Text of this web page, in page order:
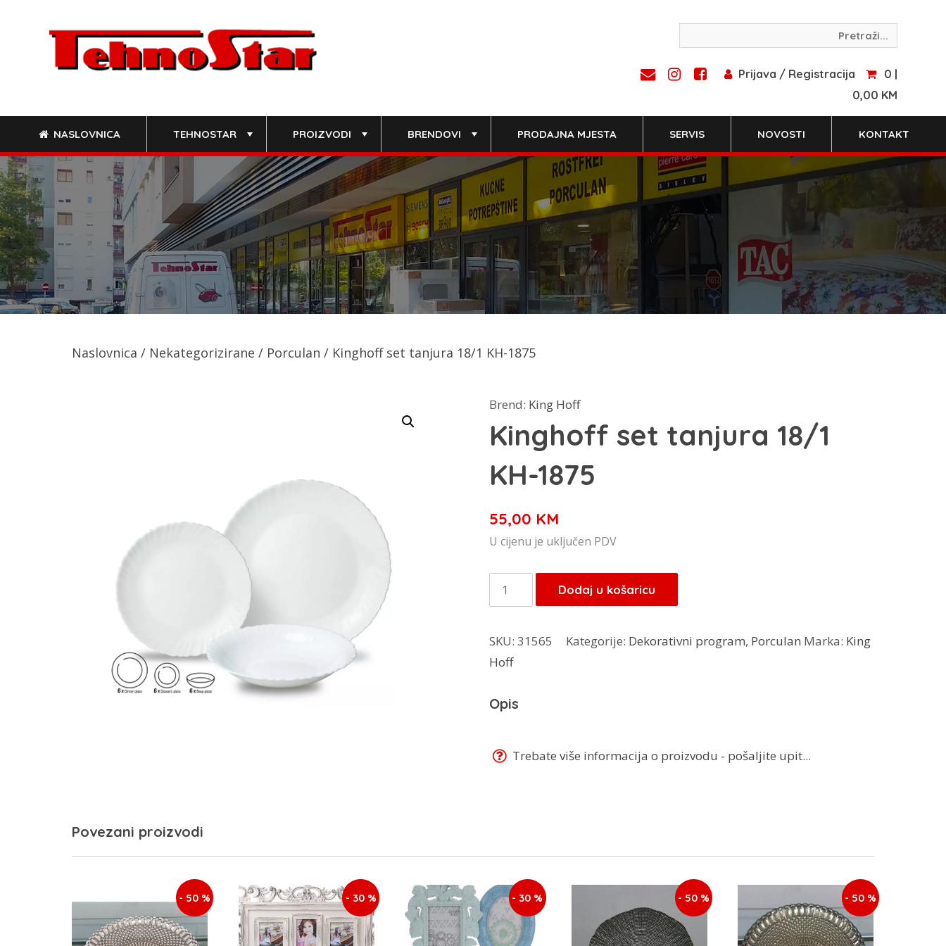
Prijava / Registracija
0 |
0,00 KM
NASLOVNICA TEHNOSTAR PROIZVODI BRENDOVI PRODAJNA MJESTA SERVIS NOVOSTI KONTAKT
Naslovnica / Nekategorizirane / Porculan / Kinghoff set tanjura 18/1 KH-1875
Brend: King Hoff
Kinghoff set tanjura 18/1
KH-1875
55,00 KM
U cijenu je uključen PDV
Kinghoff
set
18/1
KH-
količina
Dodaj u košaricu
SKU: 31565 Kategorije: Dekorativni program, Porculan Marka: King
Hoff
Opis
Trebate više informacija o proizvodu - pošaljite upit...
Povezani proizvodi
- 50 % - 30 % - 30 % - 50 % - 50 %